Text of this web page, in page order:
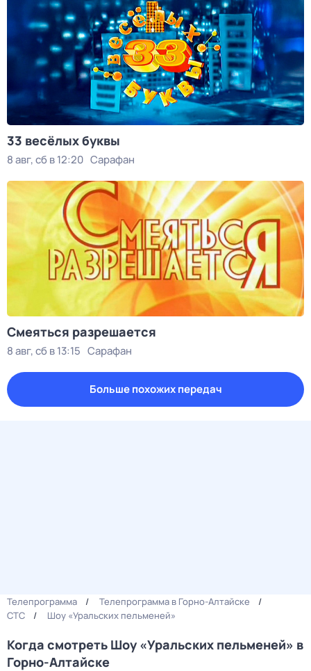
33 весёлых буквы
8 авг, сб в 12:20 Сарафан
Смеяться разрешается
8 авг, сб в 13:15 Сарафан
Больше похожих передач
Телепрограмма
Телепрограмма в Горно-Алтайске
СТС
Шоу «Уральских пельменей»
Когда смотреть Шоу «Уральских пельменей» в
Горно-Алтайске